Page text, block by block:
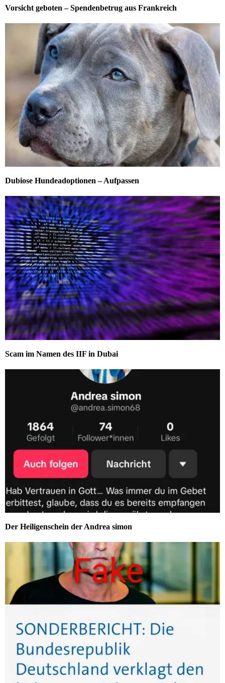
Vorsicht geboten – Spendenbetrug aus Frankreich
Dubiose Hundeadoptionen – Aufpassen
Scam im Namen des IIF in Dubai
Der Heiligenschein der Andrea simon